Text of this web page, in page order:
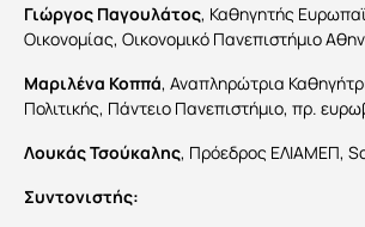
Γιώργος Παγουλάτος, Καθηγητής
Οικονομίας, Οικονομικό Πανεπιστήμιο
Μαριλένα Κοππά, Αναπληρώτρια
Πολιτικής, Πάντειο Πανεπιστήμιο, πρ.
Λουκάς Τσούκαλης, Πρόεδρος ΕΛΙΑΜΕΠ,
Συντονιστής: